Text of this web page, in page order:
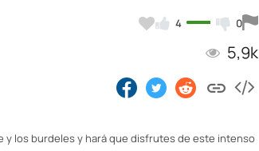
4 0
5,9k
y los burdeles y hará que disfrutes de este intenso